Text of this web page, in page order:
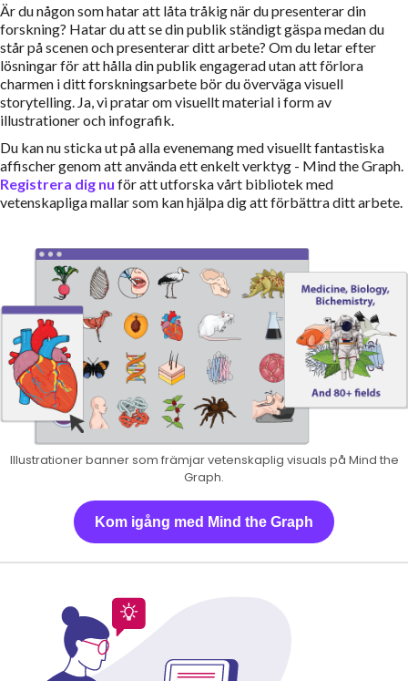
Är du någon som hatar att låta tråkig när du presenterar din
forskning? Hatar du att se din publik ständigt gäspa medan du
står på scenen och presenterar ditt arbete? Om du letar efter
lösningar för att hålla din publik engagerad utan att förlora
charmen i ditt forskningsarbete bör du överväga visuell
storytelling. Ja, vi pratar om visuellt material i form av
illustrationer och infografik.
Du kan nu sticka ut på alla evenemang med visuellt fantastiska
affischer genom att använda ett enkelt verktyg - Mind the Graph.
Registrera dig nu för att utforska vårt bibliotek med
vetenskapliga mallar som kan hjälpa dig att förbättra ditt arbete.
Illustrationer banner som främjar vetenskaplig visuals på Mind the
Graph.
Kom igång med Mind the Graph